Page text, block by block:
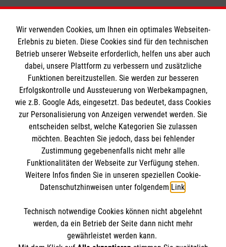
Informationen
Impressum
Datenschutz
Kontakt
Pressekontakt
Barrierefreiheit
Die Malteser
Malteser in Deutschland
Malteserorden
Sharepoint
Spendenkonto
Bank: PAX Bank für Kirche und Caritas eG
IBAN: DE87 3706 0120 1201 2135 64
So finden Sie uns
Wir verwenden Cookies, um Ihnen ein optimales Webseiten-
Erlebnis zu bieten. Diese Cookies sind für den technischen
Betrieb unserer Webseite erforderlich, helfen uns aber auch
dabei, unsere Plattform zu verbessern und zusätzliche
Funktionen bereitzustellen. Sie werden zur besseren
Erfolgskontrolle und Aussteuerung von Werbekampagnen,
wie z.B. Google Ads, eingesetzt. Das bedeutet, dass Cookies
zur Personalisierung von Anzeigen verwendet werden. Sie
entscheiden selbst, welche Kategorien Sie zulassen
möchten. Beachten Sie jedoch, dass bei fehlender
Zustimmung gegebenenfalls nicht mehr alle
Funktionalitäten der Webseite zur Verfügung stehen.
Weitere Infos finden Sie in unseren speziellen Cookie-
Datenschutzhinweisen unter folgendem Link.
Technisch notwendige Cookies können nicht abgelehnt
werden, da ein Betrieb der Seite dann nicht mehr
gewährleistet werden kann.